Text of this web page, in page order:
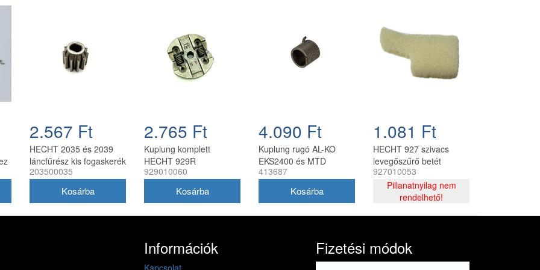
2.567 Ft
HECHT 2035 és 2039
láncfűrész kis fogaskerék
203500035
2.765 Ft
Kuplung komplett
HECHT 929R
láncfűrészhez
929010060
4.090 Ft
Kuplung rugó AL-KO
EKS2400 és MTD
elektromos fűrészhez
413687
1.081 Ft
HECHT 927 szivacs
levegőszűrő betét
láncfűrészhez
927010053
Pillanatnyilag nem
rendelhető!
Információk
Kapcsolat
Fizetési módok